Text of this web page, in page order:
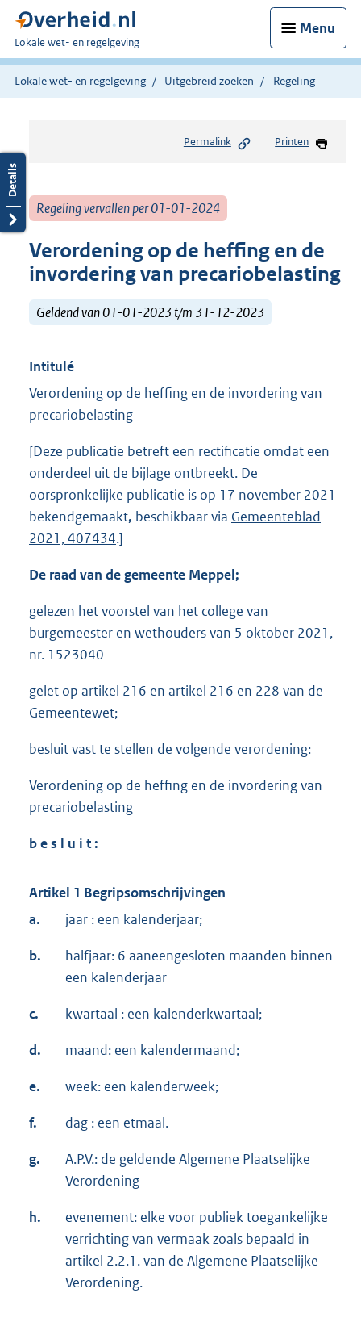
Menu
U
bent
hier:
Lokale wet- en regelgeving
Lokale wet- en regelgeving Uitgebreid zoeken Regeling
Permalink Printen
Regeling vervallen per 01-01-2024
Verordening op de heffing en de
invordering van precariobelasting
Geldend van 01-01-2023 t/m 31-12-2023
Intitulé
Verordening op de heffing en de invordering van
precariobelasting
[Deze publicatie betreft een rectificatie omdat een
onderdeel uit de bijlage ontbreekt. De
oorspronkelijke publicatie is op 17 november 2021
bekendgemaakt, beschikbaar via Gemeenteblad
2021, 407434.]
De raad van de gemeente Meppel;
gelezen het voorstel van het college van
burgemeester en wethouders van 5 oktober 2021,
nr. 1523040
gelet op artikel 216 en artikel 216 en 228 van de
Gemeentewet;
besluit vast te stellen de volgende verordening:
Verordening op de heffing en de invordering van
precariobelasting
b e s l u i t :
Artikel 1 Begripsomschrijvingen
a.
jaar : een kalenderjaar;
b.
halfjaar: 6 aaneengesloten maanden binnen
een kalenderjaar
c. kwartaal : een kalenderkwartaal;
d. maand: een kalendermaand;
e. week: een kalenderweek;
f. dag : een etmaal.
g.
A.P.V.: de geldende Algemene Plaatselijke
Verordening
h.
evenement: elke voor publiek toegankelijke
verrichting van vermaak zoals bepaald in
artikel 2.2.1. van de Algemene Plaatselijke
Verordening.